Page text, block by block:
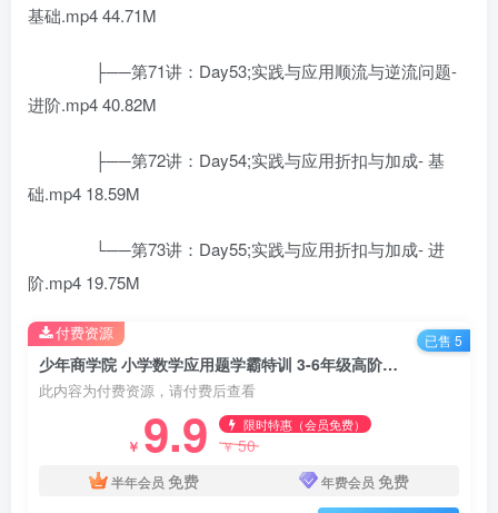
基础.mp4 44.71M
├──第71讲：Day53;实践与应用顺流与逆流问题-
进阶.mp4 40.82M
├──第72讲：Day54;实践与应用折扣与加成- 基
础.mp4 18.59M
└──第73讲：Day55;实践与应用折扣与加成- 进
阶.mp4 19.75M
少年商学院 小学数学应用题学霸特训 3-6年级高阶综合版学习视频资源 百度网盘下载
此内容为付费资源，请付费后查看
￥ 9.9 限时特惠（会员免费）
￥50
半年会员 免费 年费会员 免费
付费资源 已售 5